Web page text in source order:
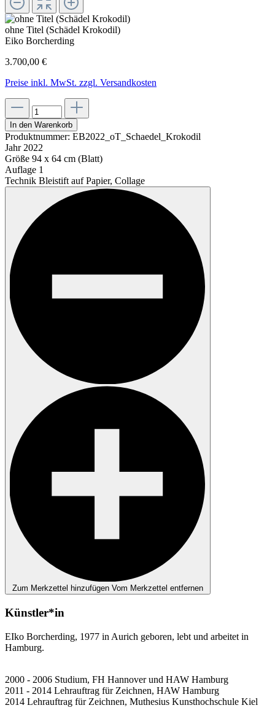
ohne Titel (Schädel Krokodil)
Eiko Borcherding
3.700,00 €
Preise inkl. MwSt. zzgl. Versandkosten
In den Warenkorb
Produktnummer: EB2022_oT_Schaedel_Krokodil
Jahr 2022
Größe 94 x 64 cm (Blatt)
Auflage 1
Technik Bleistift auf Papier, Collage
Zum Merkzettel hinzufügen Vom Merkzettel entfernen
Künstler*in
EIko Borcherding, 1977 in Aurich geboren, lebt und arbeitet in
Hamburg.
2000 - 2006 Studium, FH Hannover und HAW Hamburg
2011 - 2014 Lehrauftrag für Zeichnen, HAW Hamburg
2014 Lehrauftrag für Zeichnen, Muthesius Kunsthochschule Kiel